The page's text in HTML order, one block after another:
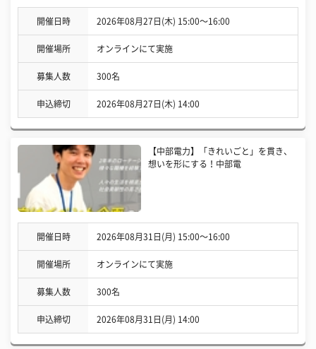
開催日時 2026年08月27日(木) 15:00〜16:00
開催場所 オンラインにて実施
募集人数 300名
申込締切 2026年08月27日(木) 14:00
【中部電力】「きれいごと」を貫き、
想いを形にする！中部電
開催日時 2026年08月31日(月) 15:00〜16:00
開催場所 オンラインにて実施
募集人数 300名
申込締切 2026年08月31日(月) 14:00